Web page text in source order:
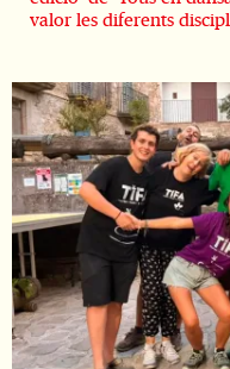
valor les diferents